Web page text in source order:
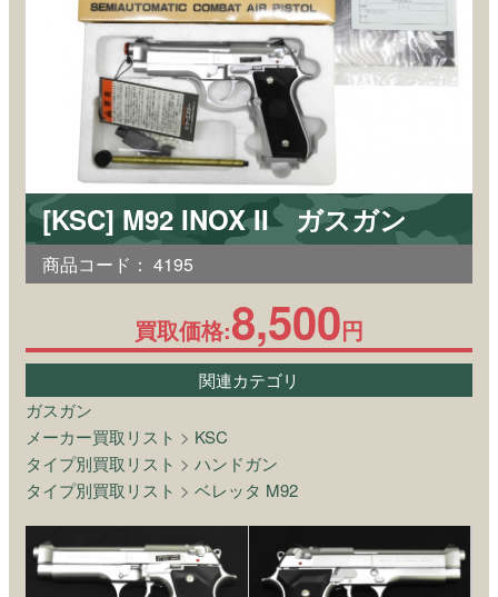
[KSC] M92 INOX II ガスガン
商品コード： 4195
買取価格:8,500円
関連カテゴリ
ガスガン
メーカー買取リスト > KSC
タイプ別買取リスト > ハンドガン
タイプ別買取リスト > ベレッタ M92